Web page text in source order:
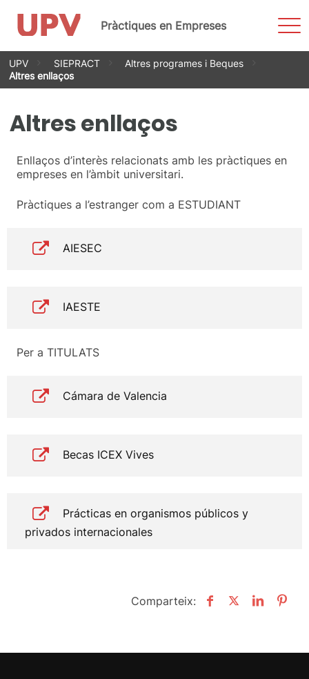
Vés
contingut
Pràctiques en Empreses
UPV SIEPRACT
Altres programes i Beques
Altres enllaços
Altres enllaços
Enllaços d’interès relacionats amb les pràctiques en
empreses en l’àmbit universitari.
Pràctiques a l’estranger com a ESTUDIANT
AIESEC
IAESTE
Per a TITULATS
Cámara de Valencia
Becas ICEX Vives
Prácticas en organismos públicos y
privados internacionales
Comparteix: